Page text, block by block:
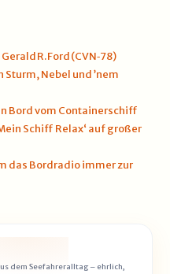
R. Ford (CVN‑78)
Nebel und ’nem
Bord vom Containerschiff
Schiff Relax‘ auf großer
das Bordradio immer zur
dem Seefahreralltag – ehrlich,